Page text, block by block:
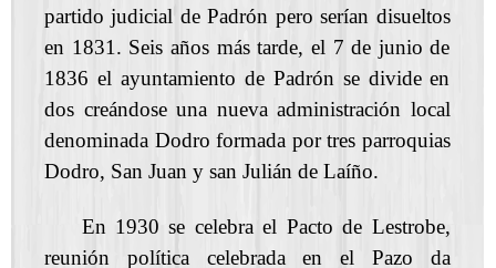
partido judicial de Padrón pero serían disueltos
en 1831. Seis años más tarde, el 7 de junio de
1836 el ayuntamiento de Padrón se divide en
dos creándose una nueva administración local
denominada Dodro formada por tres parroquias
Dodro, San Juan y san Julián de Laíño.
En 1930 se celebra el Pacto de Lestrobe,
reunión política celebrada en el Pazo da